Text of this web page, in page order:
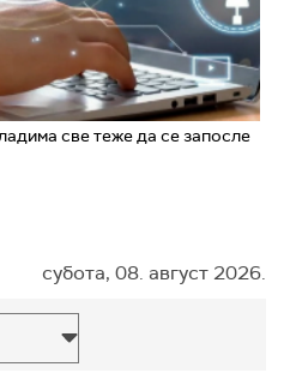
све теже да се запосле
субота, 08. август 2026.